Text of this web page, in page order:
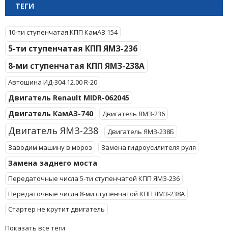
ТЕГИ
10-ти ступенчатая КПП КамАЗ 154
5-ти ступенчатая КПП ЯМЗ-236
8-ми ступенчатая КПП ЯМЗ-238А
Автошина ИД-304 12.00 R-20
Двигатель Renault MIDR-062045
Двигатель КамАЗ-740
Двигатель ЯМЗ-236
Двигатель ЯМЗ-238
Двигатель ЯМЗ-238Б
Заводим машину в мороз
Замена гидроусилителя руля
Замена заднего моста
Передаточные числа 5-ти ступенчатой КПП ЯМЗ-236
Передаточные числа 8-ми ступенчатой КПП ЯМЗ-238А
Стартер не крутит двигатель
Показать все теги